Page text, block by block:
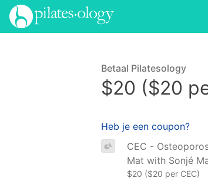
Betaal Pilatesology
$20 ($20
Heb je een coupon?
CEC -
Mat with Sonjé
$20 ($20 per CEC)